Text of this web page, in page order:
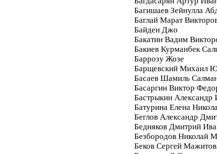
Багишаев Зейнулла
Баглай Марат
Байден Джо
Бакатин Вадим
Бакиев Курманбек
Баррозу Жозе
Барщевский Михаил
Басаев Шамиль
Басаргин Виктор
Бастрыкин Александр
Батурина Елена
Беглов Александр
Бедняков Дмитрий
Безбородов Николай
Беков Сергей